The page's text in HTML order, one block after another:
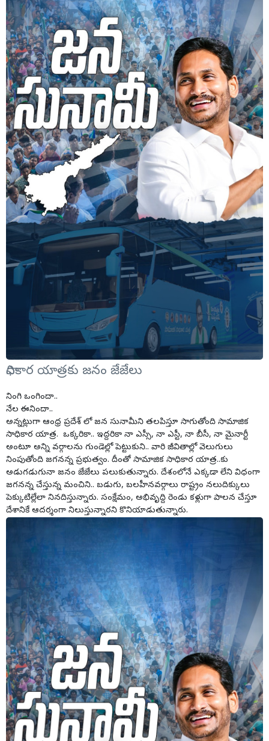
సాధికార యాత్రకు జనం జేజేలు
నింగి ఒంగిందా..
నేల ఈనిందా..
అన్నట్లుగా ఆంధ్ర ప్రదేశ్ లో జన సునామీని తలపిస్తూ సాగుతోంది సామాజిక
సాధికార యాత్ర. ఒక్కరికా.. ఇద్దరికా నా ఎస్సీ, నా ఎస్టీ, నా బీసీ, నా మైనార్టీ
అంటూ అన్ని వర్గాలను గుండెల్లో పెట్టుకుని.. వారి జీవితాల్లో వెలుగులు
నింపుతోంది జగనన్న ప్రభుత్వం. దీంతో సామాజిక సాధికార యాత్ర..కు
అడుగడుగునా జనం జేజేలు పలుకుతున్నారు. దేశంలోనే ఎక్కడా లేని విధంగా
జగనన్న చేస్తున్న మంచిని.. బడుగు, బలహీనవర్గాలు రాష్ట్రం నలుదిక్కులు
పెక్కుటిల్లేలా నినదిస్తున్నారు. సంక్షేమం, అభివృద్ది రెండు కళ్లుగా పాలన చేస్తూ
దేశానికే ఆదర్శంగా నిలుస్తున్నారని కొనియాడుతున్నారు.